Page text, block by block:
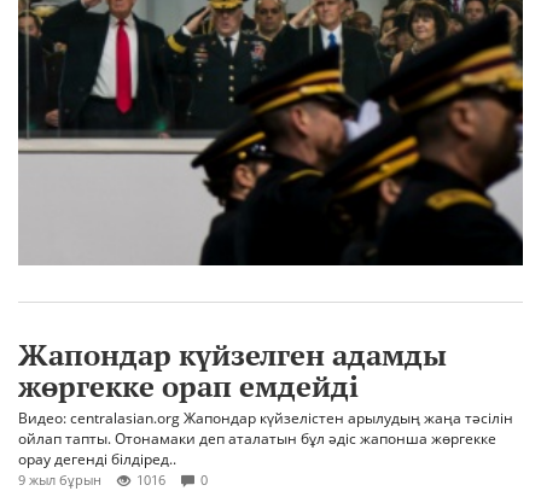
Жапондар күйзелген адамды
жөргекке орап емдейді
Видео: centralasian.org Жапондар күйзелістен арылудың жаңа тәсілін
ойлап тапты. Отонамаки деп аталатын бұл әдіс жапонша жөргекке
орау дегенді білдіред..
9 жыл бұрын 1016 0